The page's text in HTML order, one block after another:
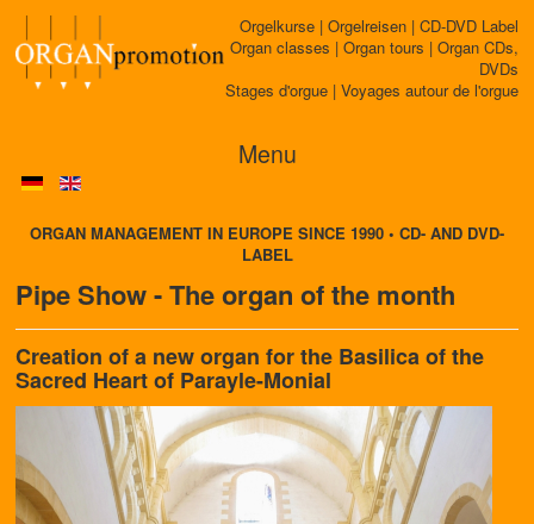
Orgelkurse | Orgelreisen | CD-DVD Label
Organ classes | Organ tours | Organ CDs,
DVDs
Stages d'orgue | Voyages autour de l'orgue
Menu
ORGAN MANAGEMENT IN EUROPE SINCE 1990 • CD- AND DVD-
LABEL
Pipe Show - The organ of the month
Creation of a new organ for the Basilica of the
Sacred Heart of Parayle-Monial